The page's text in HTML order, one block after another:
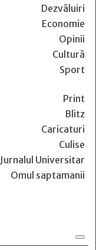
Dezvăluiri
Economie
Opinii
Cultură
Sport
Print
Blitz
Caricaturi
Culise
Jurnalul Universitar
Omul saptamanii